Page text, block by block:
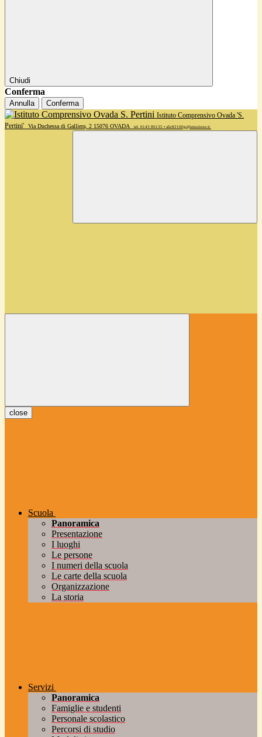
Chiudi
Conferma
Annulla Conferma
Istituto Comprensivo Ovada 'S.
Pertini'
Via Duchessa di Galliera, 2 15076 OVADA tel. 0143 80135 • alic82100g@istruzione.it
close
Scuola
Panoramica
Presentazione
I luoghi
Le persone
I numeri della scuola
Le carte della scuola
Organizzazione
La storia
Servizi
Panoramica
Famiglie e studenti
Personale scolastico
Percorsi di studio